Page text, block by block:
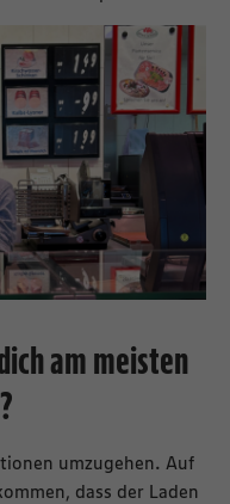
am meisten
umzugehen. Auf
dass der Laden